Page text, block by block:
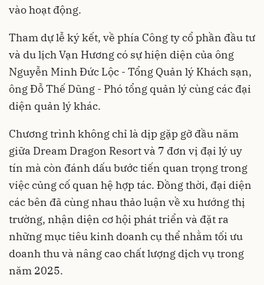
vào hoạt động.
Tham dự lễ ký kết, về phía Công ty cổ phần đầu tư
và du lịch Vạn Hương có sự hiện diện của ông
Nguyễn Minh Đức Lộc - Tổng Quản lý Khách sạn,
ông Đỗ Thế Dũng - Phó tổng quản lý cùng các đại
diện quản lý khác.
Chương trình không chỉ là dịp gặp gỡ đầu năm
giữa Dream Dragon Resort và 7 đơn vị đại lý uy
tín mà còn đánh dấu bước tiến quan trọng trong
việc củng cố quan hệ hợp tác. Đồng thời, đại diện
các bên đã cùng nhau thảo luận về xu hướng thị
trường, nhận diện cơ hội phát triển và đặt ra
những mục tiêu kinh doanh cụ thể nhằm tối ưu
doanh thu và nâng cao chất lượng dịch vụ trong
năm 2025.